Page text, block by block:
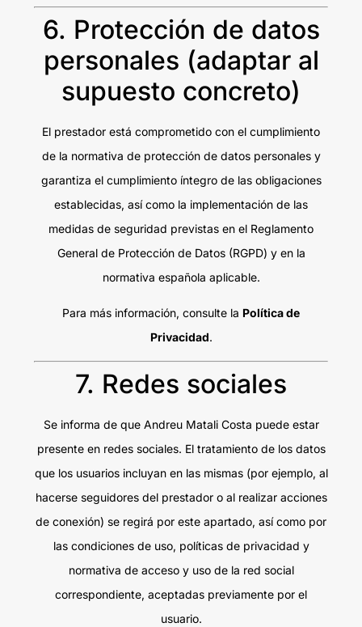
6. Protección de datos
personales (adaptar al
supuesto concreto)
El prestador está comprometido con el cumplimiento
de la normativa de protección de datos personales y
garantiza el cumplimiento íntegro de las obligaciones
establecidas, así como la implementación de las
medidas de seguridad previstas en el Reglamento
General de Protección de Datos (RGPD) y en la
normativa española aplicable.
Para más información, consulte la Política de
Privacidad.
7. Redes sociales
Se informa de que Andreu Matali Costa puede estar
presente en redes sociales. El tratamiento de los datos
que los usuarios incluyan en las mismas (por ejemplo, al
hacerse seguidores del prestador o al realizar acciones
de conexión) se regirá por este apartado, así como por
las condiciones de uso, políticas de privacidad y
normativa de acceso y uso de la red social
correspondiente, aceptadas previamente por el
usuario.